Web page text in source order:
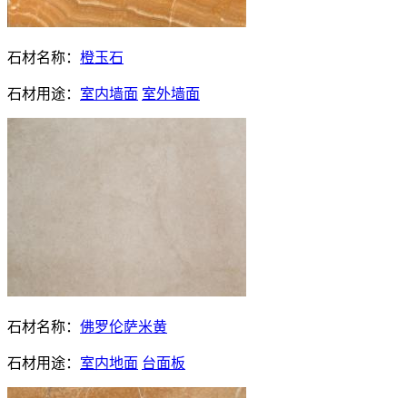
石材名称： 橙玉石
石材用途： 室内墙面 室外墙面
石材名称： 佛罗伦萨米黄
石材用途： 室内地面 台面板